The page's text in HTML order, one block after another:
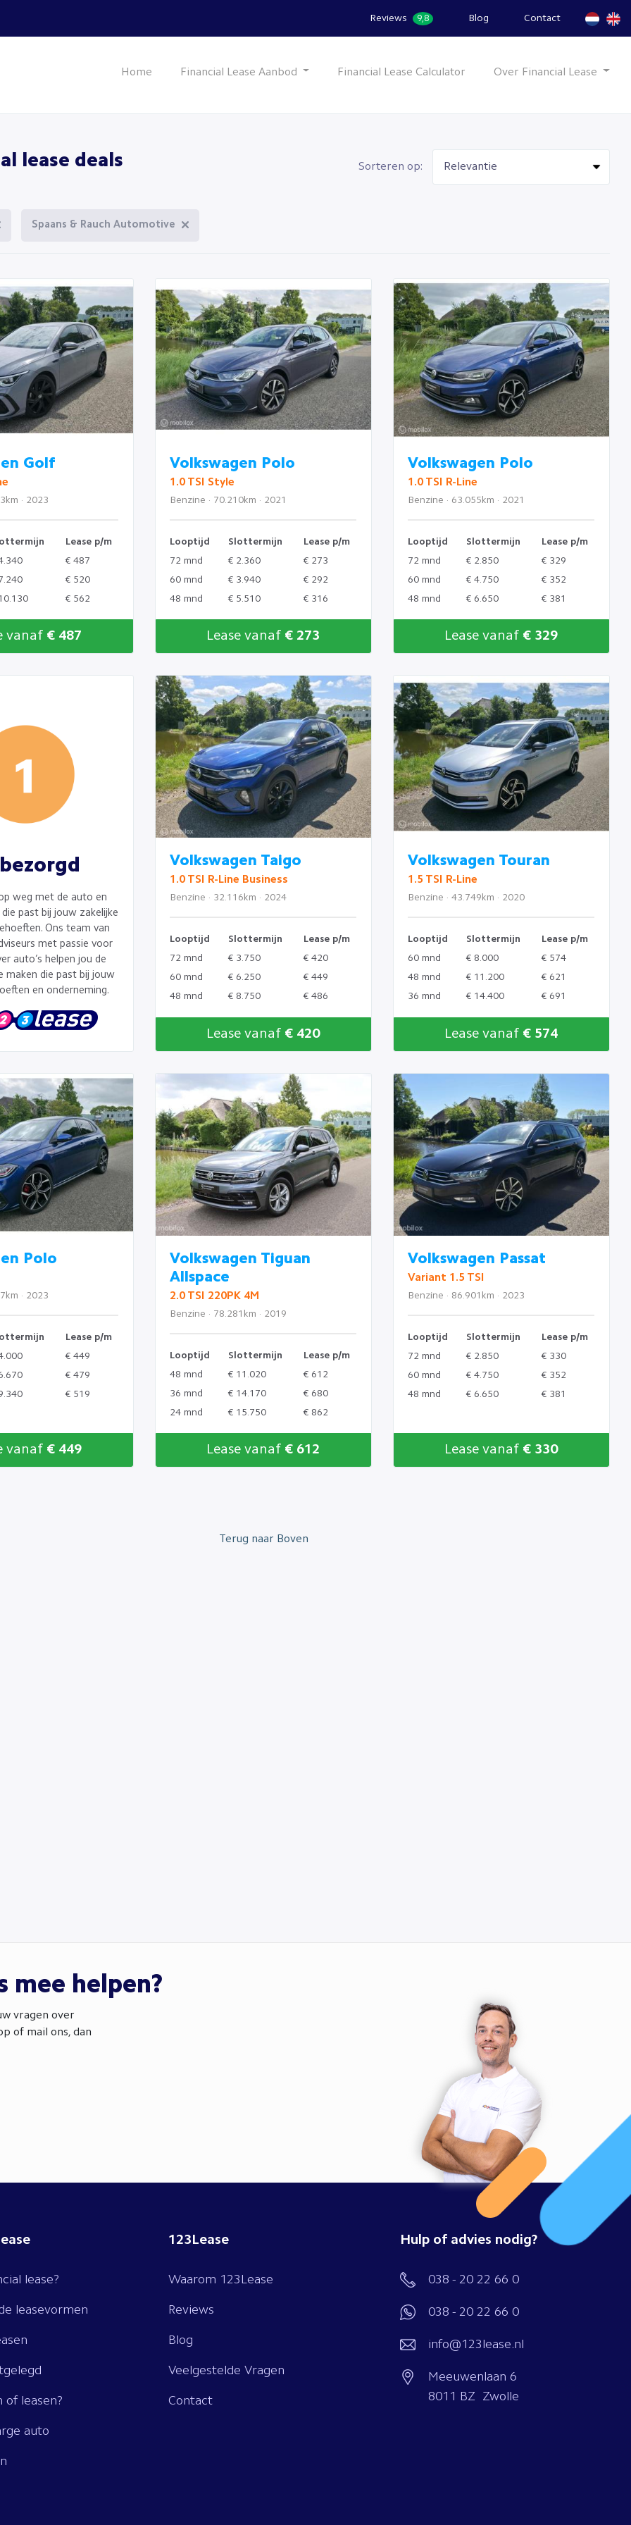
Reviews 9,8 Blog Contact
Home Financial Lease Aanbod Financial Lease Calculator Over Financial Lease
lease deals Sorteren op:
Spaans & Rauch Automotive
Golf
· 2023
Lease p/m
€ 487
€ 520
€ 562
vanaf € 487
Volkswagen Polo
1.0 TSI Style
Benzine · 70.210km · 2021
Looptijd Slottermijn
Lease p/m
72 mnd
€ 2.360
€ 273
60 mnd
€ 3.940
€ 292
48 mnd
€ 5.510 € 316
Lease vanaf € 273
Volkswagen Polo
1.0 TSI R-Line
Benzine · 63.055km · 2021
Looptijd Slottermijn
Lease p/m
72 mnd
€ 2.850
€ 329
60 mnd
€ 4.750
€ 352
48 mnd
€ 6.650 € 381
Lease vanaf € 329
weg met de auto en
past bij jouw zakelijke
Ons team van
met passie voor
auto’s helpen jou de
maken die past bij jouw
en onderneming.
Volkswagen Taigo
1.0 TSI R-Line Business
Benzine · 32.116km · 2024
Looptijd Slottermijn
Lease p/m
72 mnd
€ 3.750
€ 420
60 mnd
€ 6.250
€ 449
48 mnd
€ 8.750 € 486
Lease vanaf € 420
Volkswagen Touran
1.5 TSI R-Line
Benzine · 43.749km · 2020
Looptijd Slottermijn
Lease p/m
60 mnd
€ 8.000
€ 574
48 mnd
€ 11.200
€ 621
36 mnd
€ 14.400 € 691
Lease vanaf € 574
Polo
· 2023
Lease p/m
€ 449
€ 479
€ 519
vanaf € 449
Volkswagen Tiguan
Allspace
2.0 TSI 220PK 4M
Benzine · 78.281km · 2019
Looptijd Slottermijn
Lease p/m
48 mnd
€ 11.020
€ 612
36 mnd
€ 14.170
€ 680
24 mnd
€ 15.750 € 862
Lease vanaf € 612
Volkswagen Passat
Variant 1.5 TSI
Benzine · 86.901km · 2023
Looptijd Slottermijn
Lease p/m
72 mnd
€ 2.850
€ 330
60 mnd
€ 4.750
€ 352
48 mnd
€ 6.650 € 381
Lease vanaf € 330
Terug naar Boven
mee helpen?
vragen over
of mail ons, dan
lease?
leasevormen
of leasen?
auto
123Lease
Waarom 123Lease
Reviews
Blog
Veelgestelde Vragen
Contact
Hulp of advies nodig?
038 - 20 22 66 0
038 - 20 22 66 0
info@123lease.nl
Meeuwenlaan 6
8011 BZ Zwolle